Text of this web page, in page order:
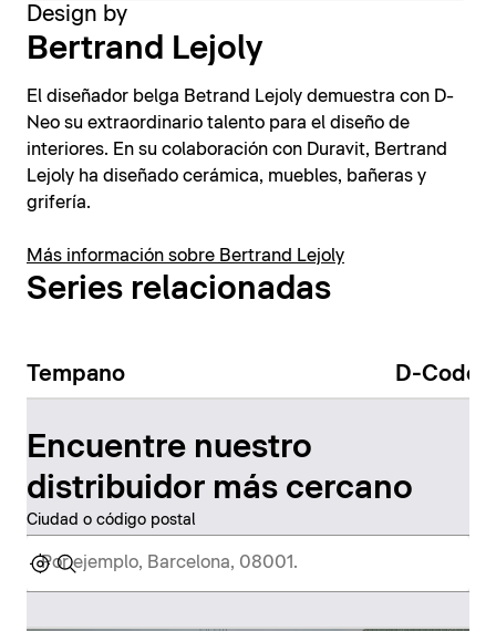
Design by
Bertrand Lejoly
El diseñador belga Betrand Lejoly demuestra con D-
Neo su extraordinario talento para el diseño de
interiores. En su colaboración con Duravit, Bertrand
Lejoly ha diseñado cerámica, muebles, bañeras y
grifería.
Más información sobre Bertrand Lejoly
Series relacionadas
Tempano D-Code
Encuentre nuestro
distribuidor más cercano
Ciudad o código postal